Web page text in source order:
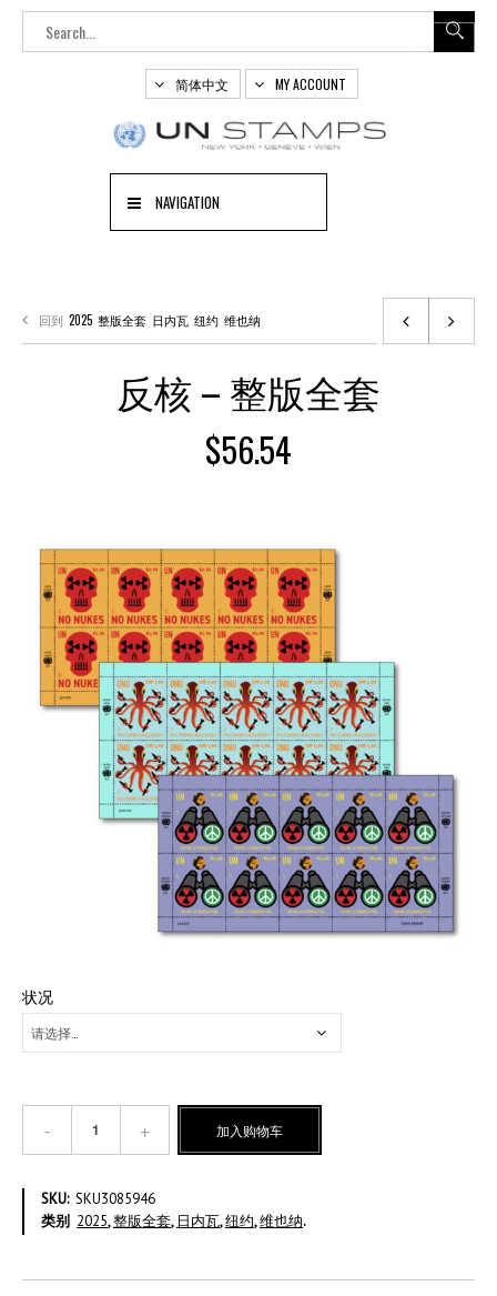
简体中文 MY ACCOUNT
NAVIGATION
回到 2025 整版全套 日内瓦 纽约 维也纳
反核 – 整版全套
$56.54
状况
-
加入购物车
SKU: SKU3085946
类别 2025,整版全套, 日内瓦,纽约,维也纳.